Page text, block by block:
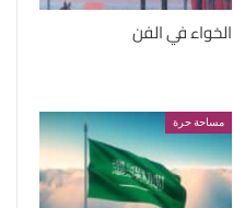
الخواء في الفن
مساحة حرة